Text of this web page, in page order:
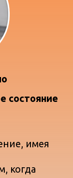
состояние
имея
когда